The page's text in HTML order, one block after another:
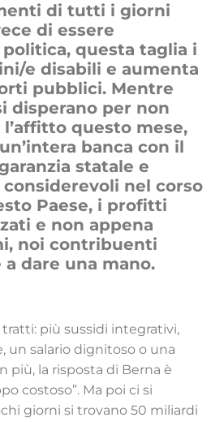
di tutti i giorni
di essere
questa taglia i
e disabili e aumenta
pubblici. Mentre
disperano per non
questo mese,
banca con il
statale e
nel corso
Paese, i profitti
e non appena
noi contribuenti
dare una mano.
più sussidi integrativi,
un salario dignitoso o una
più, la risposta di Berna è
costoso”. Ma poi ci si
giorni si trovano 50 miliardi